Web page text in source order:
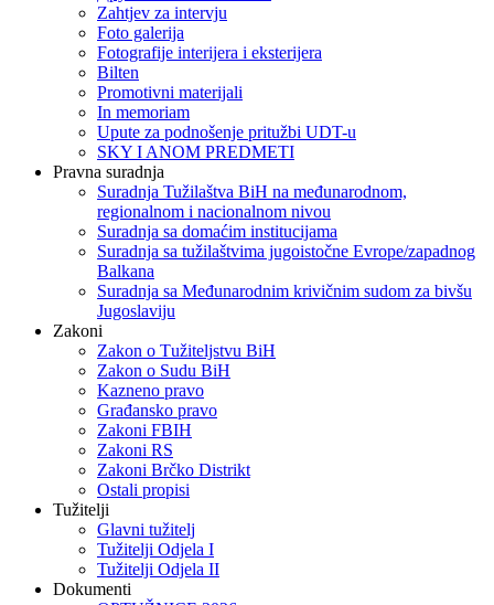
Zahtjev za intervju
Foto galerija
Fotografije interijera i eksterijera
Bilten
Promotivni materijali
In memoriam
Upute za podnošenje pritužbi UDT-u
SKY I ANOM PREDMETI
Pravna suradnja
Suradnja Tužilaštva BiH na međunarodnom,
regionalnom i nacionalnom nivou
Suradnja sa domaćim institucijama
Suradnja sa tužilaštvima jugoistočne Evrope/zapadnog
Balkana
Suradnja sa Međunarodnim krivičnim sudom za bivšu
Jugoslaviju
Zakoni
Zakon o Тužiteljstvu BiH
Zakon o Sudu BiH
Kazneno pravo
Građansko pravo
Zakoni FBIH
Zakoni RS
Zakoni Brčko Distrikt
Ostali propisi
Tužitelji
Glavni tužitelj
Tužitelji Odjela I
Tužitelji Odjela II
Dokumenti